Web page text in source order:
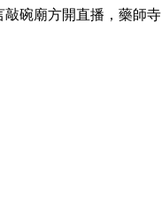
碗廟方開直播，藥師